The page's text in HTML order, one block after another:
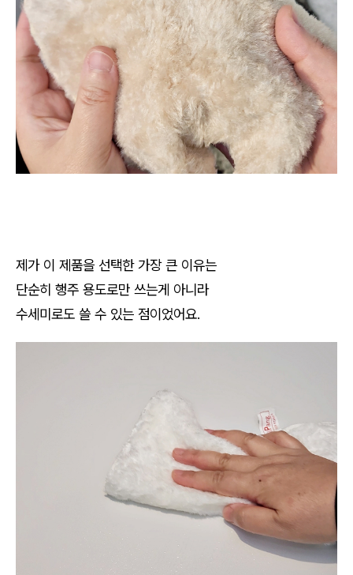
제가 이 제품을 선택한 가장 큰 이유는
단순히 행주 용도로만 쓰는게 아니라
수세미로도 쓸 수 있는 점이었어요.